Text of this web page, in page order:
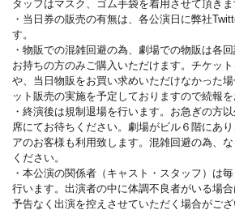
タッフはマスク、ゴム手袋を着用させて頂きま
・当日券の販売の有無は、各公演日に弊社
す。
・物販での混雑回避の為、劇場での物販は各
お持ちの方のみご購入いただけます。チケッ
や、当日物販をお買い求めいただけなかった
ット販売の実施を予定しておりますので続報を
・終演後は規制退場を行います。お急ぎの方
席にてお待ちください。劇場がビル６階にあ
アのお客様も利用致します。混雑回避の為、
ください。
・本公演の関係者（キャスト・スタッフ）は
行います。出演者の中に体調不良者がいる場
予告なく出演を控えさせていただく場合がござ